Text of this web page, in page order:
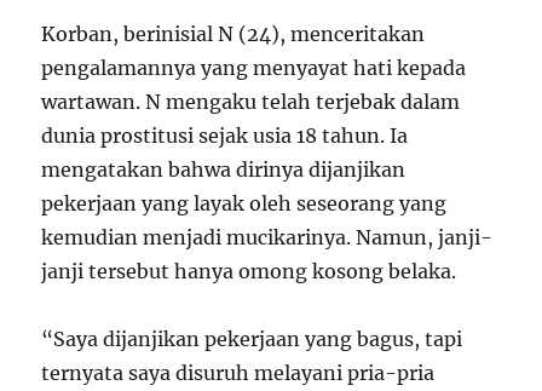
Korban, berinisial N (24), menceritakan
pengalamannya yang menyayat hati kepada
wartawan. N mengaku telah terjebak dalam
dunia prostitusi sejak usia 18 tahun. Ia
mengatakan bahwa dirinya dijanjikan
pekerjaan yang layak oleh seseorang yang
kemudian menjadi mucikarinya. Namun, janji-
janji tersebut hanya omong kosong belaka.
“Saya dijanjikan pekerjaan yang bagus, tapi
ternyata saya disuruh melayani pria-pria